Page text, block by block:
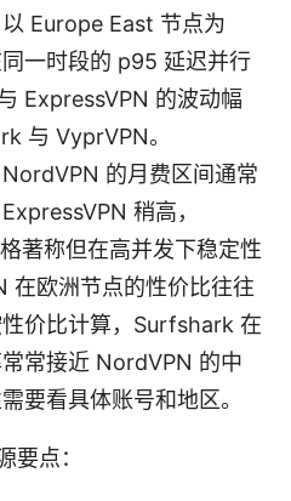
Europe East 节点为
一时段的 p95 延迟并行
ExpressVPN 的波动幅
与 VyprVPN。
的月费区间通常
稍高，
著称但在高并发下稳定性
在欧洲节点的性价比往往
价比计算，Surfshark 在
常接近 NordVPN 的中
要看具体账号和地区。
要点：